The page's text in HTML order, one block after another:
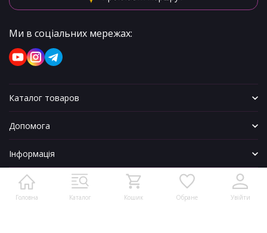
Головна Каталог Кошик Обране Увійти
Ми в соціальних мережах:
Каталог товаров
Допомога
Інформація